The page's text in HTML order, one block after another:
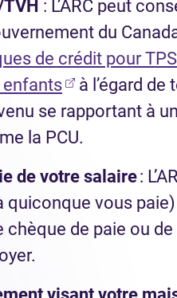
: L’ARC peut
du
de crédit pour
enfants
à l’égard
se rapportant à
la PCU.
de votre salaire:
quiconque vous paie)
chèque de paie ou de